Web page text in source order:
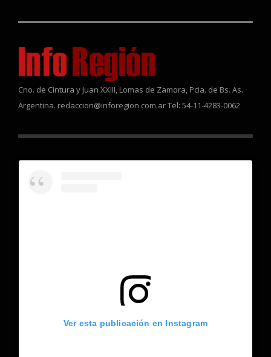
Cno. de Cintura y Juan XXIII, Lomas de Zamora, Pcia. de Bs. As.
Argentina. redaccion@inforegion.com.ar Tel: 54-11-4283-0062
Ver esta publicación en Instagram